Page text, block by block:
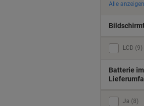
Alle anzeigen
LCD (9)
Batterie im
Ja (8)